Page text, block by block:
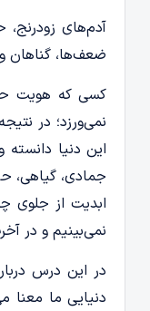
آدم‌های
ضعف‌ها، گناهان
کسی که هویت
نمی‌ورزد؛ در
این دنیا
جمادی، گیاهی،
ابدیت از جلوی
نمی‌بینیم و در
در این درس
دنیایی ما